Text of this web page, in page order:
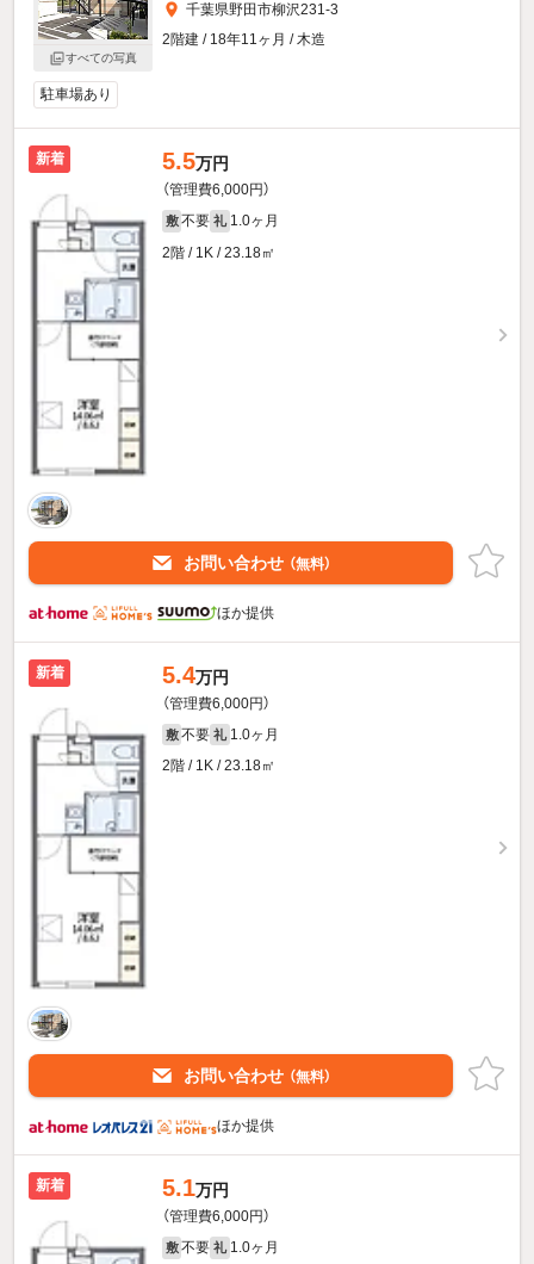
すべての写真
千葉県野田市柳沢231-3
2階建 / 18年11ヶ月 / 木造
駐車場あり
新着 5.5万円
（管理費6,000円）
敷 不要 礼 1.0ヶ月
2階 / 1K / 23.18㎡
お問い合わせ （無料）
ほか提供
新着 5.4万円
（管理費6,000円）
敷 不要 礼 1.0ヶ月
2階 / 1K / 23.18㎡
お問い合わせ （無料）
ほか提供
新着 5.1万円
（管理費6,000円）
敷 不要 礼 1.0ヶ月